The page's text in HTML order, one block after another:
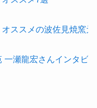
ススメの波佐見焼窯元
一瀬龍宏さんインタビ